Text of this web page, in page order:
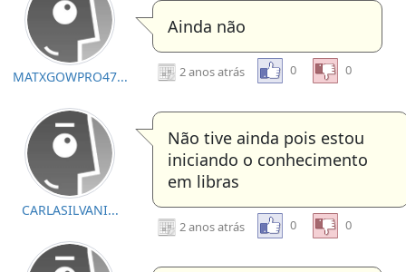
MATXGOWPRO47...
Ainda não
2 anos atrás 0 0
CARLASILVANI...
Não tive ainda pois estou
iniciando o conhecimento
em libras
2 anos atrás 0 0